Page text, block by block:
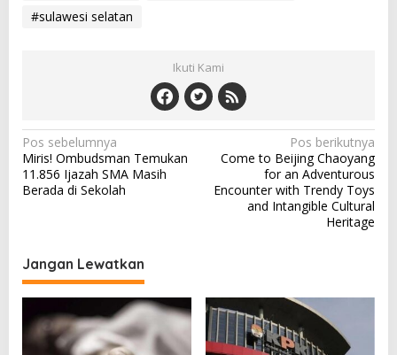
#sulawesi selatan
Ikuti Kami
N
a
v
a
s
p
Pos sebelumnya
Miris! Ombudsman Temukan
11.856 Ijazah SMA Masih
Berada di Sekolah
Pos berikutnya
Come to Beijing Chaoyang
for an Adventurous
Encounter with Trendy Toys
and Intangible Cultural
Heritage
Jangan Lewatkan